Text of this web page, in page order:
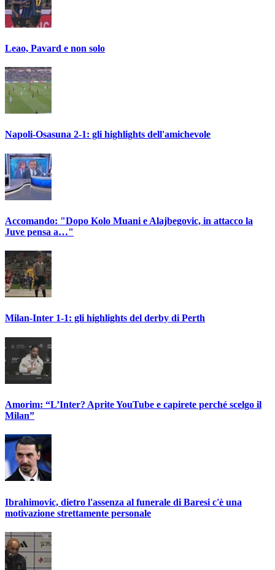
Leao, Pavard e non solo
Napoli-Osasuna 2-1: gli highlights dell'amichevole
Accomando: "Dopo Kolo Muani e Alajbegovic, in attacco la
Juve pensa a…"
Milan-Inter 1-1: gli highlights del derby di Perth
Amorim: “L’Inter? Aprite YouTube e capirete perché scelgo il
Milan”
Ibrahimovic, dietro l'assenza al funerale di Baresi c'è una
motivazione strettamente personale